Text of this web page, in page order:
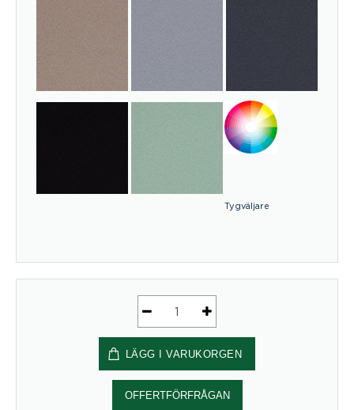
Tygväljare
Golvskärm
ScreenIT
A30
Golvskärm
med
LÄGG I VARUKORGEN
OFFERTFÖRFRÅGAN